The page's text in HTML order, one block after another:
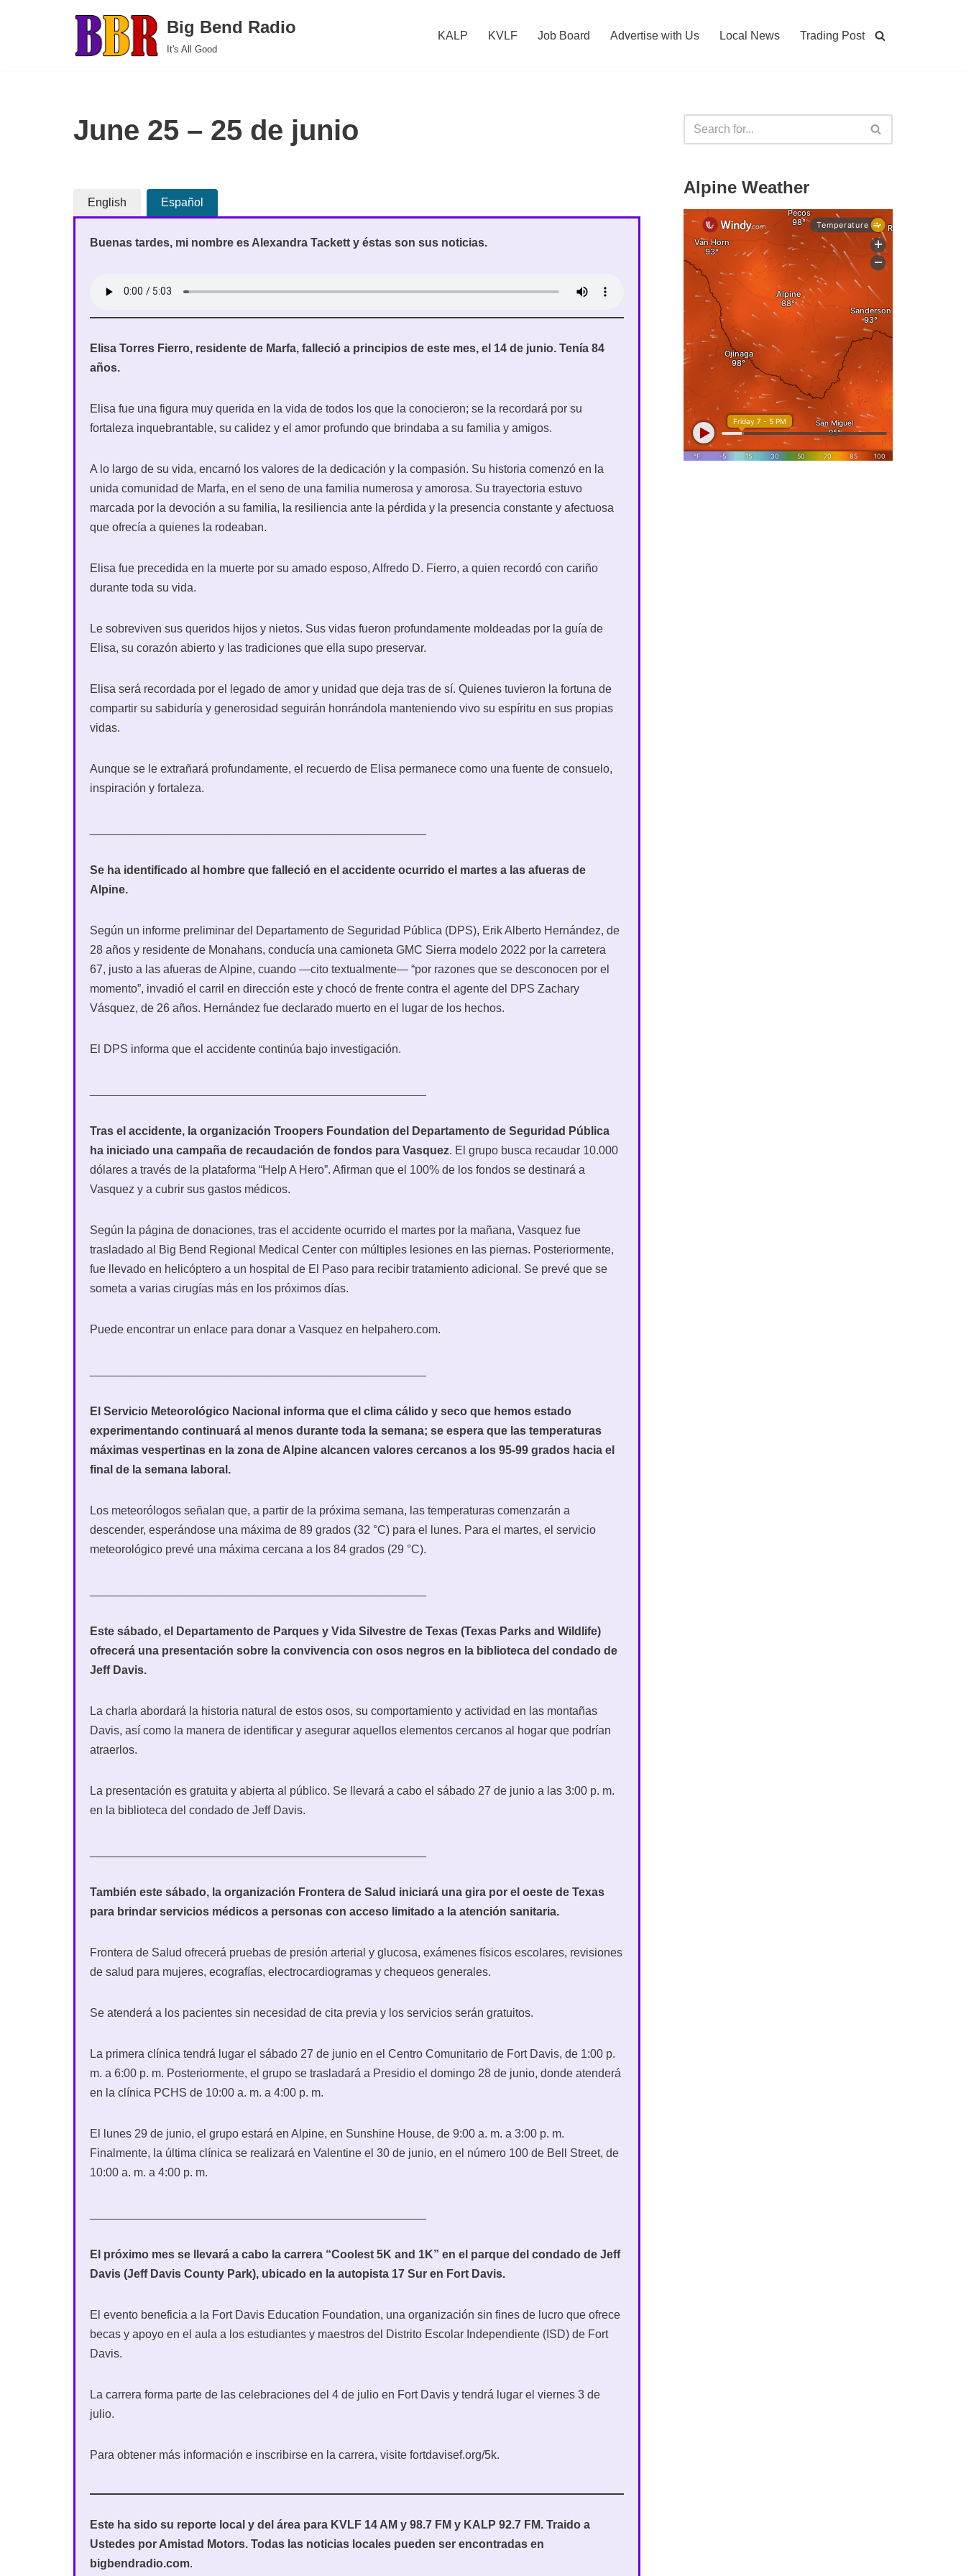
Big Bend Radio
It's All Good
KALP KVLF Job Board Advertise with Us Local News Trading Post
June 25 – 25 de junio
English Español
Buenas tardes, mi nombre es Alexandra Tackett y éstas son sus noticias.
Elisa Torres Fierro, residente de Marfa, falleció a principios de este mes, el 14 de junio. Tenía 84
años.
Elisa fue una figura muy querida en la vida de todos los que la conocieron; se la recordará por su
fortaleza inquebrantable, su calidez y el amor profundo que brindaba a su familia y amigos.
A lo largo de su vida, encarnó los valores de la dedicación y la compasión. Su historia comenzó en la
unida comunidad de Marfa, en el seno de una familia numerosa y amorosa. Su trayectoria estuvo
marcada por la devoción a su familia, la resiliencia ante la pérdida y la presencia constante y afectuosa
que ofrecía a quienes la rodeaban.
Elisa fue precedida en la muerte por su amado esposo, Alfredo D. Fierro, a quien recordó con cariño
durante toda su vida.
Le sobreviven sus queridos hijos y nietos. Sus vidas fueron profundamente moldeadas por la guía de
Elisa, su corazón abierto y las tradiciones que ella supo preservar.
Elisa será recordada por el legado de amor y unidad que deja tras de sí. Quienes tuvieron la fortuna de
compartir su sabiduría y generosidad seguirán honrándola manteniendo vivo su espíritu en sus propias
vidas.
Aunque se le extrañará profundamente, el recuerdo de Elisa permanece como una fuente de consuelo,
inspiración y fortaleza.
Se ha identificado al hombre que falleció en el accidente ocurrido el martes a las afueras de
Alpine.
Según un informe preliminar del Departamento de Seguridad Pública (DPS), Erik Alberto Hernández, de
28 años y residente de Monahans, conducía una camioneta GMC Sierra modelo 2022 por la carretera
67, justo a las afueras de Alpine, cuando —cito textualmente— “por razones que se desconocen por el
momento”, invadió el carril en dirección este y chocó de frente contra el agente del DPS Zachary
Vásquez, de 26 años. Hernández fue declarado muerto en el lugar de los hechos.
El DPS informa que el accidente continúa bajo investigación.
Tras el accidente, la organización Troopers Foundation del Departamento de Seguridad Pública
ha iniciado una campaña de recaudación de fondos para Vasquez. El grupo busca recaudar 10.000
dólares a través de la plataforma “Help A Hero”. Afirman que el 100% de los fondos se destinará a
Vasquez y a cubrir sus gastos médicos.
Según la página de donaciones, tras el accidente ocurrido el martes por la mañana, Vasquez fue
trasladado al Big Bend Regional Medical Center con múltiples lesiones en las piernas. Posteriormente,
fue llevado en helicóptero a un hospital de El Paso para recibir tratamiento adicional. Se prevé que se
someta a varias cirugías más en los próximos días.
Puede encontrar un enlace para donar a Vasquez en helpahero.com.
El Servicio Meteorológico Nacional informa que el clima cálido y seco que hemos estado
experimentando continuará al menos durante toda la semana; se espera que las temperaturas
máximas vespertinas en la zona de Alpine alcancen valores cercanos a los 95-99 grados hacia el
final de la semana laboral.
Los meteorólogos señalan que, a partir de la próxima semana, las temperaturas comenzarán a
descender, esperándose una máxima de 89 grados (32 °C) para el lunes. Para el martes, el servicio
meteorológico prevé una máxima cercana a los 84 grados (29 °C).
Este sábado, el Departamento de Parques y Vida Silvestre de Texas (Texas Parks and Wildlife)
ofrecerá una presentación sobre la convivencia con osos negros en la biblioteca del condado de
Jeff Davis.
La charla abordará la historia natural de estos osos, su comportamiento y actividad en las montañas
Davis, así como la manera de identificar y asegurar aquellos elementos cercanos al hogar que podrían
atraerlos.
La presentación es gratuita y abierta al público. Se llevará a cabo el sábado 27 de junio a las 3:00 p. m.
en la biblioteca del condado de Jeff Davis.
También este sábado, la organización Frontera de Salud iniciará una gira por el oeste de Texas
para brindar servicios médicos a personas con acceso limitado a la atención sanitaria.
Frontera de Salud ofrecerá pruebas de presión arterial y glucosa, exámenes físicos escolares, revisiones
de salud para mujeres, ecografías, electrocardiogramas y chequeos generales.
Se atenderá a los pacientes sin necesidad de cita previa y los servicios serán gratuitos.
La primera clínica tendrá lugar el sábado 27 de junio en el Centro Comunitario de Fort Davis, de 1:00 p.
m. a 6:00 p. m. Posteriormente, el grupo se trasladará a Presidio el domingo 28 de junio, donde atenderá
en la clínica PCHS de 10:00 a. m. a 4:00 p. m.
El lunes 29 de junio, el grupo estará en Alpine, en Sunshine House, de 9:00 a. m. a 3:00 p. m.
Finalmente, la última clínica se realizará en Valentine el 30 de junio, en el número 100 de Bell Street, de
10:00 a. m. a 4:00 p. m.
El próximo mes se llevará a cabo la carrera “Coolest 5K and 1K” en el parque del condado de Jeff
Davis (Jeff Davis County Park), ubicado en la autopista 17 Sur en Fort Davis.
El evento beneficia a la Fort Davis Education Foundation, una organización sin fines de lucro que ofrece
becas y apoyo en el aula a los estudiantes y maestros del Distrito Escolar Independiente (ISD) de Fort
Davis.
La carrera forma parte de las celebraciones del 4 de julio en Fort Davis y tendrá lugar el viernes 3 de
julio.
Para obtener más información e inscribirse en la carrera, visite fortdavisef.org/5k.
Este ha sido su reporte local y del área para KVLF 14 AM y 98.7 FM y KALP 92.7 FM. Traido a
Ustedes por Amistad Motors. Todas las noticias locales pueden ser encontradas en
bigbendradio.com.
Alpine Weather